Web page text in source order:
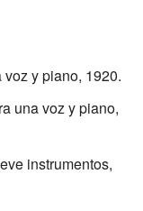
voz y piano, 1920.
una voz y piano,
instrumentos,